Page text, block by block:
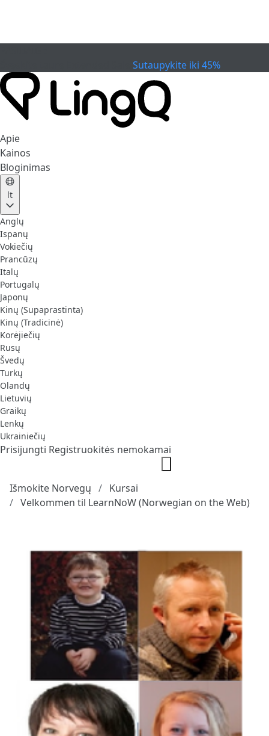
Sutaupykite iki 45%
Apie
Kainos
Bloginimas
lt
Anglų
Ispanų
Vokiečių
Prancūzų
Italų
Portugalų
Japonų
Kinų (Supaprastinta)
Kinų (Tradicinė)
Korėjiečių
Rusų
Švedų
Turkų
Olandų
Lietuvių
Graikų
Lenkų
Ukrainiečių
Prisijungti Registruokitės nemokamai
Išmokite Norvegų
Kursai
Velkommen til LearnNoW (Norwegian on the Web)